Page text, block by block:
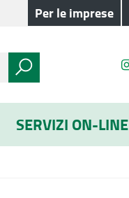
Per le imprese
SERVIZI ON-LINE